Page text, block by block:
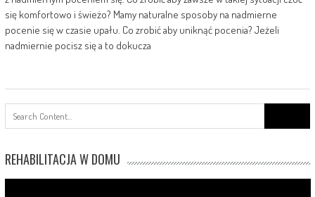
się komfortowo i świeżo? Mamy naturalne sposoby na nadmierne
pocenie się w czasie upału. Co zrobić aby uniknąć pocenia? Jeżeli
nadmiernie pocisz się a to dokucza
for:
REHABILITACJA W DOMU